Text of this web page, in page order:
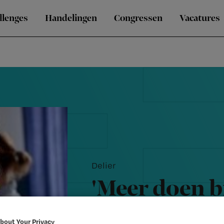
Handelingen Congressen Vacatures
Delier
'Meer doen
Your Privacy